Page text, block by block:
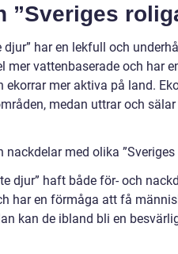
”Sveriges
djur” har en lekfull och
mer vattenbaserade och har
mer aktiva på land.
medan uttrar och
med olika ”Sveriges
djur” haft både för- och
har en förmåga att få
kan de ibland bli en